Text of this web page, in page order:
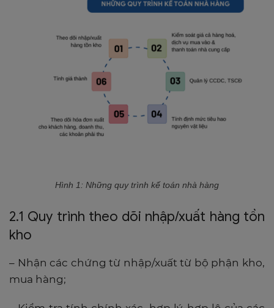
Hình 1: Những quy trình kế toán nhà hàng
2.1 Quy trình theo dõi nhập/xuất hàng tồn
kho
– Nhận các chứng từ nhập/xuất từ bộ phận kho,
mua hàng;